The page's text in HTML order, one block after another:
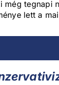
még tegnapi
lett a